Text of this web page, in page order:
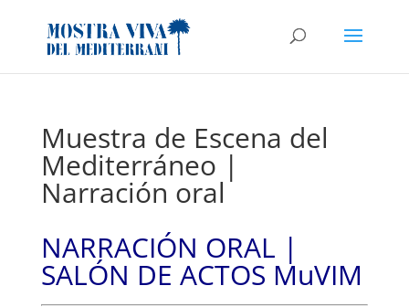
Muestra de Escena del
Mediterráneo |
Narración oral
NARRACIÓN ORAL |
SALÓN DE ACTOS MuVIM